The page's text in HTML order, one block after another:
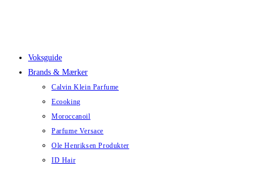
Voksguide
Brands & Mærker
Calvin Klein Parfume
Ecooking
Moroccanoil
Parfume Versace
Ole Henriksen Produkter
ID Hair